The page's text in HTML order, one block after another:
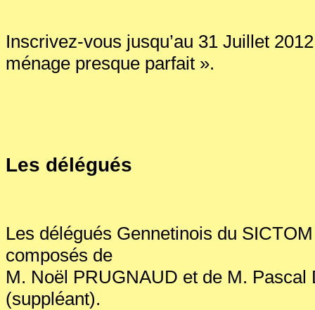
Inscrivez-vous jusqu’au 31 Juillet
ménage presque parfait ».
Les délégués
Les délégués Gennetinois du
composés de
M. Noël PRUGNAUD et de M. Pascal
(suppléant).